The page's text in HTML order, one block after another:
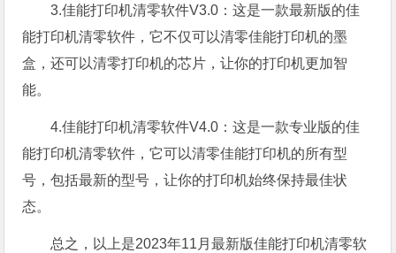
3.佳能打印机清零软件V3.0：这是一款最新版的佳
能打印机清零软件，它不仅可以清零佳能打印机的墨
盒，还可以清零打印机的芯片，让你的打印机更加智
能。
4.佳能打印机清零软件V4.0：这是一款专业版的佳
能打印机清零软件，它可以清零佳能打印机的所有型
号，包括最新的型号，让你的打印机始终保持最佳状
态。
总之，以上是2023年11月最新版佳能打印机清零软